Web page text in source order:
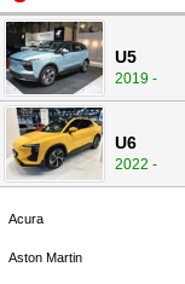
U5
2019 -
U6
2022 -
Acura
Aston Martin